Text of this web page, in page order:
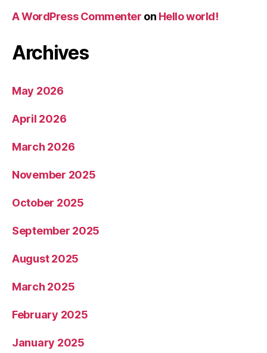
A WordPress Commenter on Hello world!
Archives
May 2026
April 2026
March 2026
November 2025
October 2025
September 2025
August 2025
March 2025
February 2025
January 2025